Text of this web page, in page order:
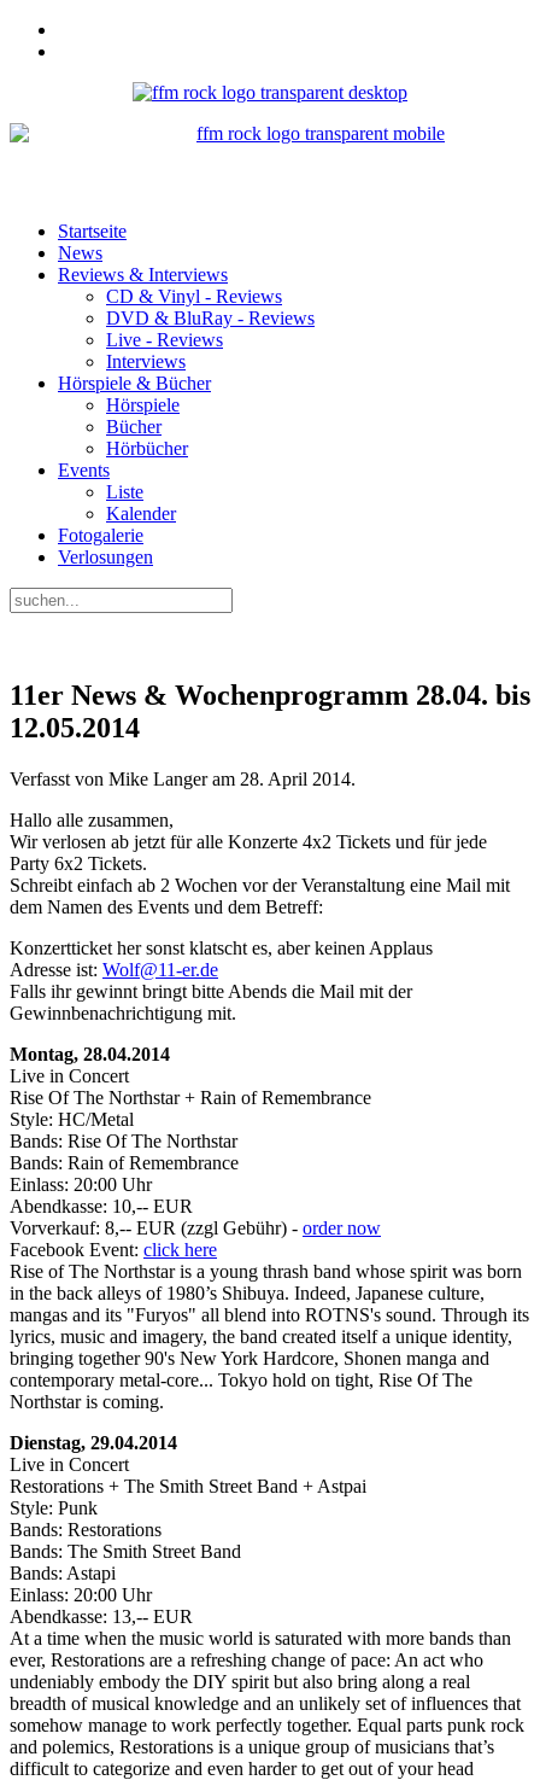
Startseite
News
Reviews & Interviews
CD & Vinyl - Reviews
DVD & BluRay - Reviews
Live - Reviews
Interviews
Hörspiele & Bücher
Hörspiele
Bücher
Hörbücher
Events
Liste
Kalender
Fotogalerie
Verlosungen
11er News & Wochenprogramm 28.04. bis
12.05.2014
Verfasst von Mike Langer am 28. April 2014.
Hallo alle zusammen,
Wir verlosen ab jetzt für alle Konzerte 4x2 Tickets und für jede
Party 6x2 Tickets.
Schreibt einfach ab 2 Wochen vor der Veranstaltung eine Mail mit
dem Namen des Events und dem Betreff:
Konzertticket her sonst klatscht es, aber keinen Applaus
Adresse ist: Wolf@11-er.de
Falls ihr gewinnt bringt bitte Abends die Mail mit der
Gewinnbenachrichtigung mit.
Montag, 28.04.2014
Live in Concert
Rise Of The Northstar + Rain of Remembrance
Style: HC/Metal
Bands: Rise Of The Northstar
Bands: Rain of Remembrance
Einlass: 20:00 Uhr
Abendkasse: 10,-- EUR
Vorverkauf: 8,-- EUR (zzgl Gebühr) - order now
Facebook Event: click here
Rise of The Northstar is a young thrash band whose spirit was born
in the back alleys of 1980’s Shibuya. Indeed, Japanese culture,
mangas and its "Furyos" all blend into ROTNS's sound. Through its
lyrics, music and imagery, the band created itself a unique identity,
bringing together 90's New York Hardcore, Shonen manga and
contemporary metal-core... Tokyo hold on tight, Rise Of The
Northstar is coming.
Dienstag, 29.04.2014
Live in Concert
Restorations + The Smith Street Band + Astpai
Style: Punk
Bands: Restorations
Bands: The Smith Street Band
Bands: Astapi
Einlass: 20:00 Uhr
Abendkasse: 13,-- EUR
At a time when the music world is saturated with more bands than
ever, Restorations are a refreshing change of pace: An act who
undeniably embody the DIY spirit but also bring along a real
breadth of musical knowledge and an unlikely set of influences that
somehow manage to work perfectly together. Equal parts punk rock
and polemics, Restorations is a unique group of musicians that’s
difficult to categorize and even harder to get out of your head